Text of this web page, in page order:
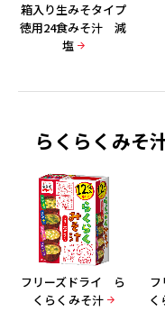
箱入り生みそタイプ
徳用24食みそ汁 減
塩
らくらくみそ
フリーズドライ ら
くらくみそ汁